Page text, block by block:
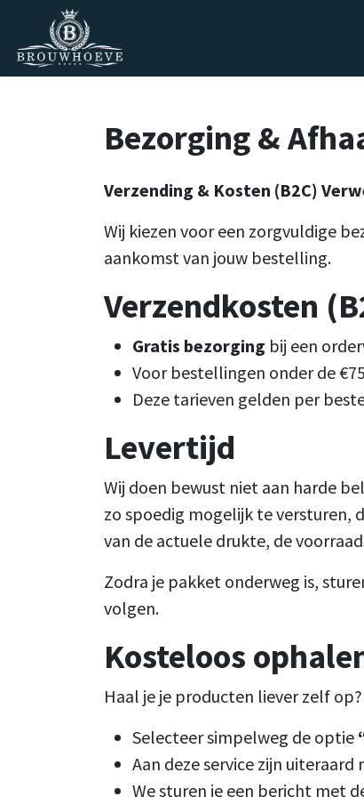
Overslaan naar inhoud
Bezorging &
Verzending & Kosten (B2C)
Wij kiezen voor een zorgvuldige
aankomst van jouw bestelling.
Verzendkosten
Gratis bezorging bij een
Voor bestellingen onder de
Deze tarieven gelden per
Levertijd
Wij doen bewust niet aan harde
zo spoedig mogelijk te versturen,
van de actuele drukte, de
Zodra je pakket onderweg is,
volgen.
Kosteloos
Haal je je producten liever zelf
Selecteer simpelweg de optie
Aan deze service zijn
We sturen je een bericht met